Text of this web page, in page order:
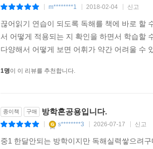
m********1 2018-02-04 신고
끊어읽기 연습이 되도록 독해를 책에 바로 할
서 어떻게 적용되는 지 확인을 하면서 학습할
다양해서 어떻게 보면 어휘가 약간 어려울 수
1명이 이 리뷰를 추천합니다.
종이책 구매 방학혼공용입니다.
s********3 2026-07-17 신고
중1 한달안되는 방학이지만 독해실력쌓으려